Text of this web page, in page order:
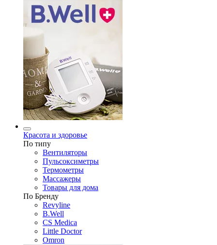
Красота и здоровье
По типу
Вентиляторы
Пульсоксиметры
Термометры
Массажеры
Товары для дома
По Бренду
Revyline
B.Well
CS Medica
Little Doctor
Omron